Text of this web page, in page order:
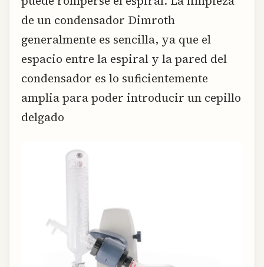
de un condensador Dimroth
generalmente es sencilla, ya que el
espacio entre la espiral y la pared del
condensador es lo suficientemente
amplia para poder introducir un cepillo
delgado